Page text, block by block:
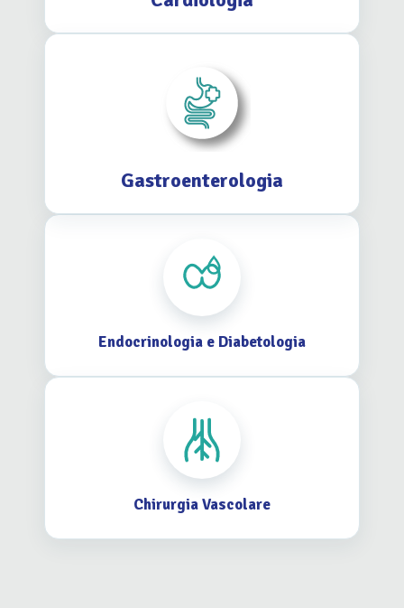
Gastroenterologia
Endocrinologia e Diabetologia
Chirurgia Vascolare